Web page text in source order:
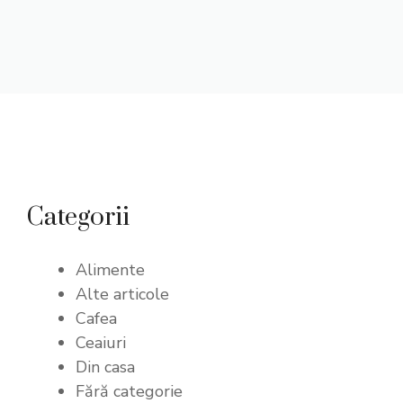
Categorii
Alimente
Alte articole
Cafea
Ceaiuri
Din casa
Fără categorie